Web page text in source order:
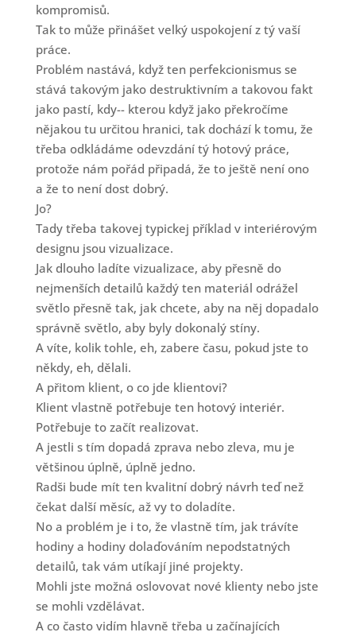
kompromisů.
Tak to může přinášet velký uspokojení z tý vaší
práce.
Problém nastává, když ten perfekcionismus se
stává takovým jako destruktivním a takovou fakt
jako pastí, kdy-- kterou když jako překročíme
nějakou tu určitou hranici, tak dochází k tomu, že
třeba odkládáme odevzdání tý hotový práce,
protože nám pořád připadá, že to ještě není ono
a že to není dost dobrý.
Jo?
Tady třeba takovej typickej příklad v interiérovým
designu jsou vizualizace.
Jak dlouho ladíte vizualizace, aby přesně do
nejmenších detailů každý ten materiál odrážel
světlo přesně tak, jak chcete, aby na něj dopadalo
správně světlo, aby byly dokonalý stíny.
A víte, kolik tohle, eh, zabere času, pokud jste to
někdy, eh, dělali.
A přitom klient, o co jde klientovi?
Klient vlastně potřebuje ten hotový interiér.
Potřebuje to začít realizovat.
A jestli s tím dopadá zprava nebo zleva, mu je
většinou úplně, úplně jedno.
Radši bude mít ten kvalitní dobrý návrh teď než
čekat další měsíc, až vy to doladíte.
No a problém je i to, že vlastně tím, jak trávíte
hodiny a hodiny dolaďováním nepodstatných
detailů, tak vám utíkají jiné projekty.
Mohli jste možná oslovovat nové klienty nebo jste
se mohli vzdělávat.
A co často vidím hlavně třeba u začínajících